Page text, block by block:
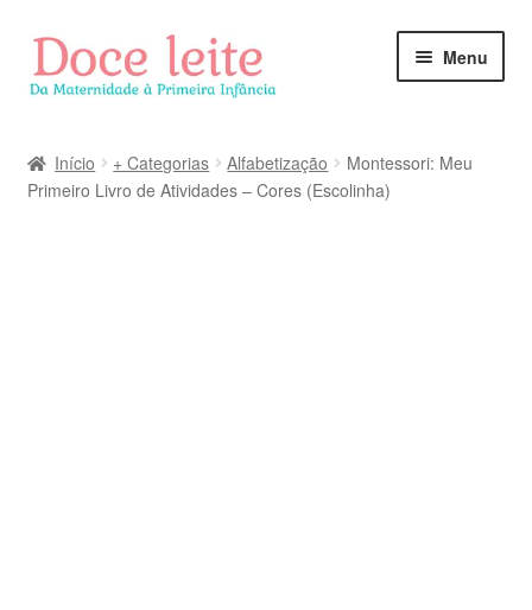
Pular
para
navegação
Pular
para
o
Menu
Início + Categorias Alfabetização
Montessori: Meu
Primeiro Livro de Atividades – Cores (Escolinha)